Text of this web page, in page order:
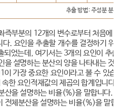
추출 방법: 주성분 분
즉부분의 12개의 변수로부터 처음에
다. 요인을 추출할 개수를 결정하기
되었는데, 여기서는 3개의 요인이 추
을 설명하는 분산의 양을 나타내는
이 가장 중요한 요인이라고 볼 수 있습
한 요인적재값의 제곱의 합계입니다.
산을 설명하는 비율(%)을 말합니다.
전체분산을 설명하는 비율(%)을 말